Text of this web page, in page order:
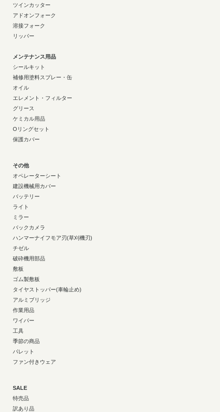
ツインカッター
アドオンフォーク
溶接フォーク
リッパー
メンテナンス用品
シールキット
補修用塗料スプレー・缶
オイル
エレメント・フィルター
グリース
ケミカル用品
Oリングセット
保護カバー
その他
オペレーターシート
建設機械用カバー
バッテリー
ライト
ミラー
バックカメラ
ハンマーナイフモア刃(草刈機刃)
チゼル
破砕機用部品
敷板
ゴム製敷板
タイヤストッパー(車輪止め)
アルミブリッジ
作業用品
ワイパー
工具
季節の商品
パレット
ファン付きウェア
SALE
特売品
訳あり品